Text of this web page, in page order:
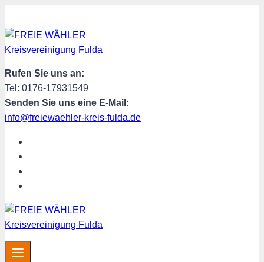
Inhalt
springen
Rufen Sie uns an:
Tel: 0176-17931549
Senden Sie uns eine E-Mail:
info@freiewaehler-kreis-fulda.de